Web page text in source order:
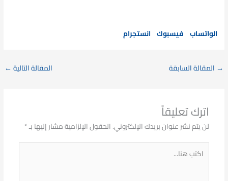
الواتساب فيسبوك انستجرام
→ المقالة السابقة المقالة التالية←
اترك تعليقاً
لن يتم نشر عنوان بريدك الإلكتروني.الحقول الإلزامية مشار إليها بـ*
اكتب
هنا...